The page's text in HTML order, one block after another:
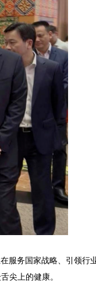
务国家战略、引领行
尖上的健康。